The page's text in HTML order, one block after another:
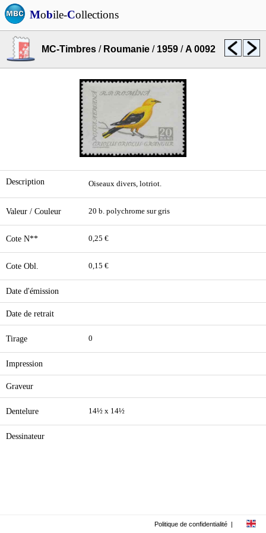
Mobile-Collections
MC-Timbres / Roumanie / 1959 /A 0092
Description Oiseaux divers, lotriot.
Valeur / Couleur 20 b. polychrome sur gris
Cote N** 0,25 €
Cote Obl. 0,15 €
Date d'émission
Date de retrait
Tirage 0
Impression
Graveur
Dentelure 14½ x 14½
Dessinateur
Politique de confidentialité |